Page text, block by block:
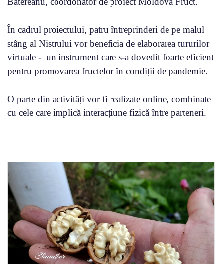
În cadrul proiectului, patru întreprinderi de pe malul
stâng al Nistrului vor beneficia de elaborarea tururilor
virtuale - un instrument care s-a dovedit foarte eficient
pentru promovarea fructelor în condiții de pandemie.
O parte din activități vor fi realizate online, combinate
cu cele care implică interacțiune fizică între parteneri.